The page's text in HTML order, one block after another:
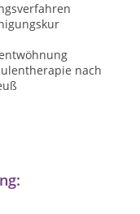
nach